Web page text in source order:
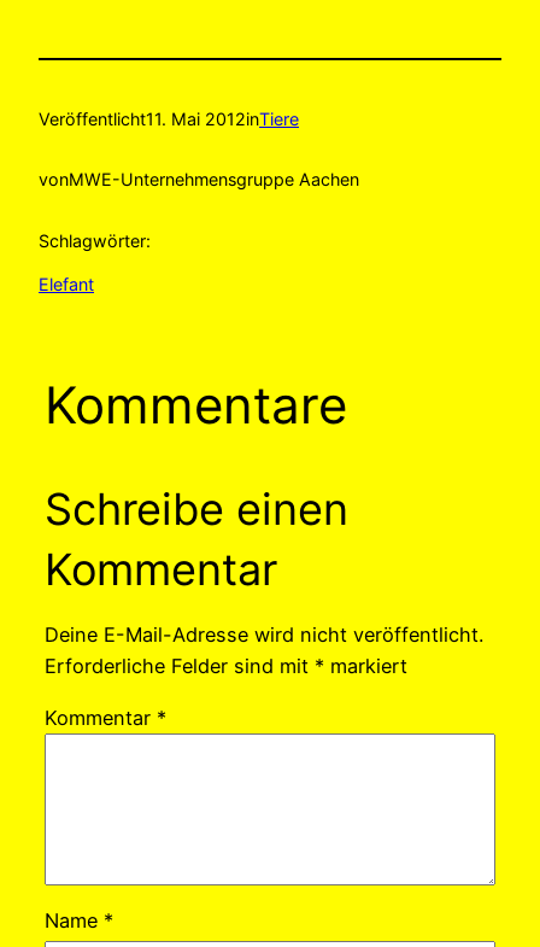
Veröffentlicht11. Mai 2012inTiere
vonMWE-Unternehmensgruppe Aachen
Schlagwörter:
Elefant
Kommentare
Schreibe einen
Kommentar
Deine E-Mail-Adresse wird nicht veröffentlicht.
Erforderliche Felder sind mit * markiert
Kommentar *
Name *